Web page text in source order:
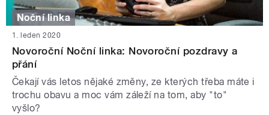
Noční linka
1. leden 2020
Novoroční Noční linka: Novoroční pozdravy a
přání
Čekají vás letos nějaké změny, ze kterých třeba máte i
trochu obavu a moc vám záleží na tom, aby "to"
vyšlo?